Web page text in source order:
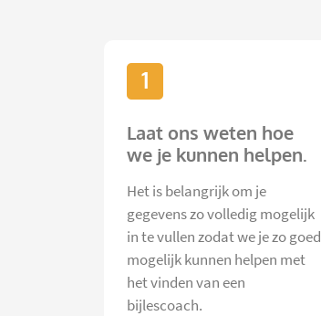
1
Laat ons weten hoe
we je kunnen helpen.
Het is belangrijk om je
gegevens zo volledig mogelijk
in te vullen zodat we je zo goed
mogelijk kunnen helpen met
het vinden van een
bijlescoach.